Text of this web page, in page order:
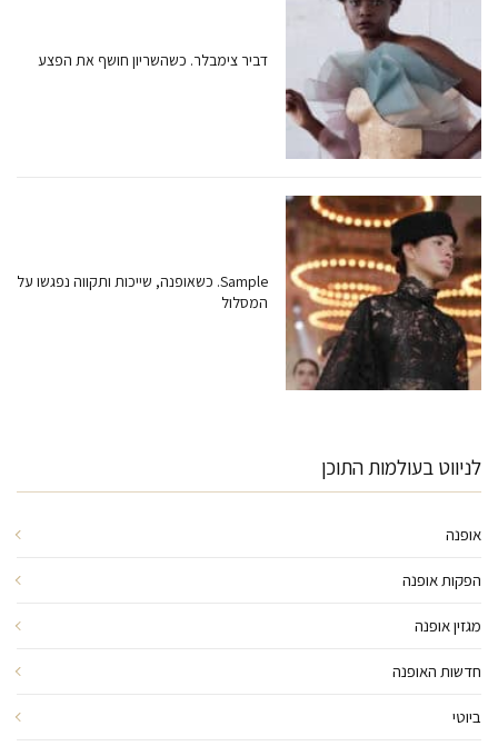
דביר צימבלר. כשהשריון חושף את הפצע
Sample. כשאופנה, שייכות ותקווה נפגשו על
המסלול
לניווט בעולמות התוכן
אופנה
הפקות אופנה
מגזין אופנה
חדשות האופנה
ביוטי